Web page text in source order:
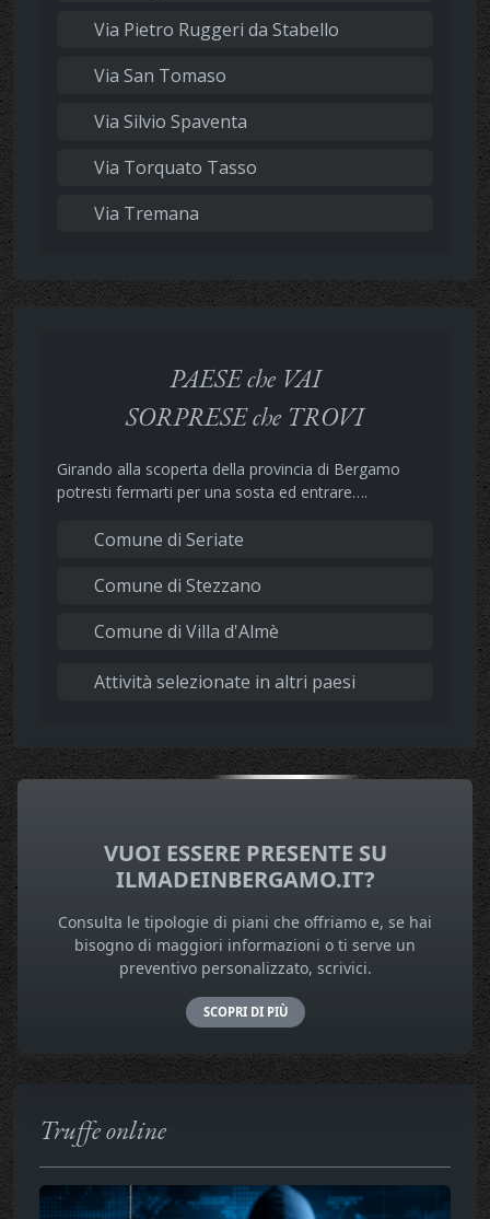
Via Pietro Ruggeri da Stabello
Via San Tomaso
Via Silvio Spaventa
Via Torquato Tasso
Via Tremana
PAESE che VAI
SORPRESE che TROVI
Girando alla scoperta della provincia di Bergamo
potresti fermarti per una sosta ed entrare….
Comune di Seriate
Comune di Stezzano
Comune di Villa d'Almè
Attività selezionate in altri paesi
VUOI ESSERE PRESENTE SU
ILMADEINBERGAMO.IT?
Consulta le tipologie di piani che offriamo e, se hai
bisogno di maggiori informazioni o ti serve un
preventivo personalizzato, scrivici.
SCOPRI DI PIÙ
Truffe online